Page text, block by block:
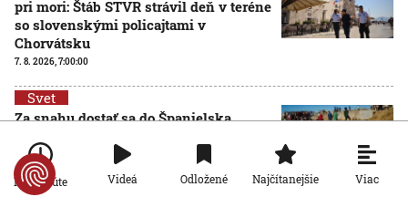
pri mori: Štáb STVR strávil deň v teréne
so slovenskými policajtami v
Chorvátsku
7. 8. 2026, 7:00:00
Svet
Za snahu dostať sa do Španielska
oznámil tragickú bilanciu migračnej
krízy
6. 8. 2026, 16:16:47
Po minúte Videá Odložené Najčítanejšie Viac